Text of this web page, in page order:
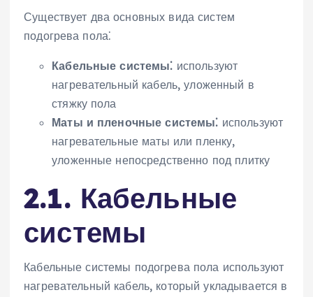
Существует два основных вида систем
подогрева пола⁚
Кабельные системы⁚ используют
нагревательный кабель‚ уложенный в
стяжку пола
Маты и пленочные системы⁚ используют
нагревательные маты или пленку‚
уложенные непосредственно под плитку
2.1. Кабельные
системы
Кабельные системы подогрева пола используют
нагревательный кабель‚ который укладывается в